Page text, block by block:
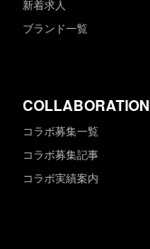
新着求人
ブランド一覧
COLLABORATION
コラボ募集一覧
コラボ募集記事
コラボ実績案内